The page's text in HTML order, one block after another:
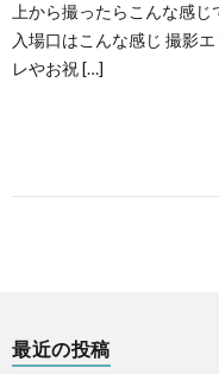
上から撮ったらこんな感
入場口はこんな感じ 撮影
レやお祝 […]
最近の投稿